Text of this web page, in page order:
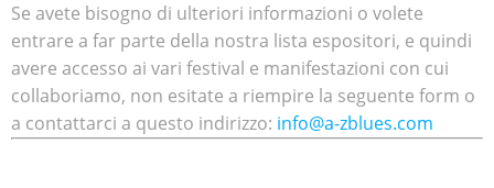
Se avete bisogno di ulteriori informazioni o volete
entrare a far parte della nostra lista espositori, e quindi
avere accesso ai vari festival e manifestazioni con cui
collaboriamo, non esitate a riempire la seguente form o
a contattarci a questo indirizzo: info@a-zblues.com